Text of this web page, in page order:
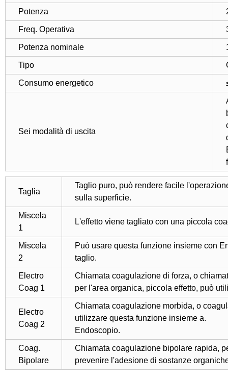
Potenza
Freq. Operativa
Potenza nominale
Tipo
Consumo energetico
Sei modalità di uscita
Taglia
Taglio puro, può rendere facile
sulla superficie.
Miscela
1
L'effetto viene tagliato con una piccola
Miscela
2
Può usare questa funzione insieme con
taglio.
Electro
Coag 1
Chiamata coagulazione di forza, o
per l'area organica, piccola effetto, può
Electro
Coag 2
Chiamata coagulazione morbida, o
utilizzare questa funzione insieme a.
Endoscopio.
Coag.
Bipolare
Chiamata coagulazione bipolare rapida,
prevenire l'adesione di sostanze